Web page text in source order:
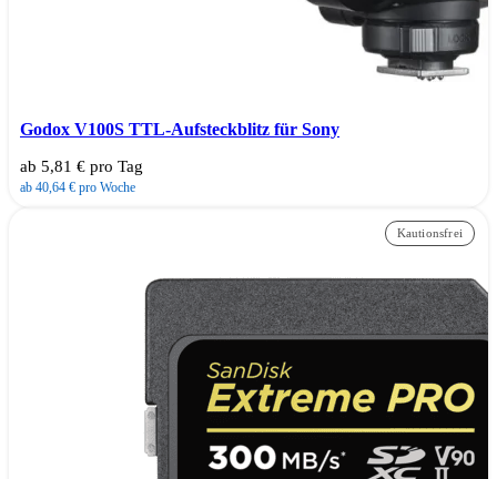
Godox V100S TTL-Aufsteckblitz für Sony
ab 5,81 € pro Tag
ab 40,64 € pro Woche
Kautionsfrei